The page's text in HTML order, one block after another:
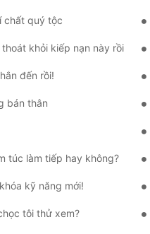
chất quý tộc
khỏi kiếp nạn này rồi
đến rồi!
bán thân
túc làm tiếp hay không?
kỹ năng mới!
tôi thử xem?